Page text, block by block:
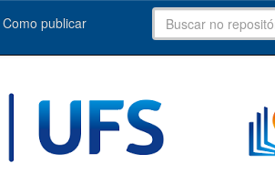
Como publicar